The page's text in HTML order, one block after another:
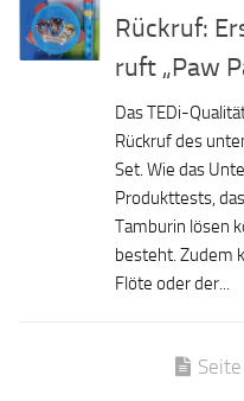
Rückruf:
ruft „Paw
Das TEDi-
Rückruf des
Set. Wie das
Produkttests,
Tamburin lösen
besteht. Zudem
Flöte oder der...